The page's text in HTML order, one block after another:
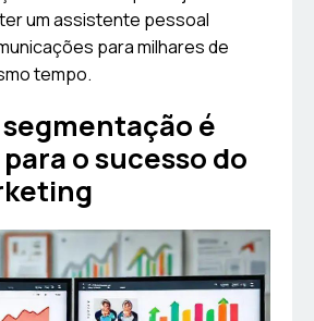
um assistente pessoal
para milhares de
tempo.
é
o sucesso do